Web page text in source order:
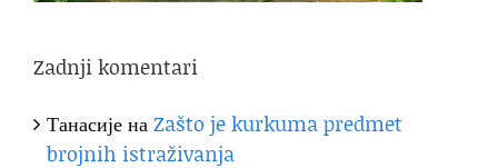
Zadnji komentari
ТанасијенаZašto je kurkuma predmet
brojnih istraživanja